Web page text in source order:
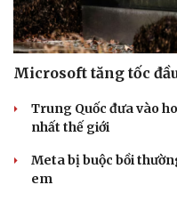
Microsoft tăng tốc
Trung Quốc đưa vào
nhất thế giới
Meta bị buộc bồi
em